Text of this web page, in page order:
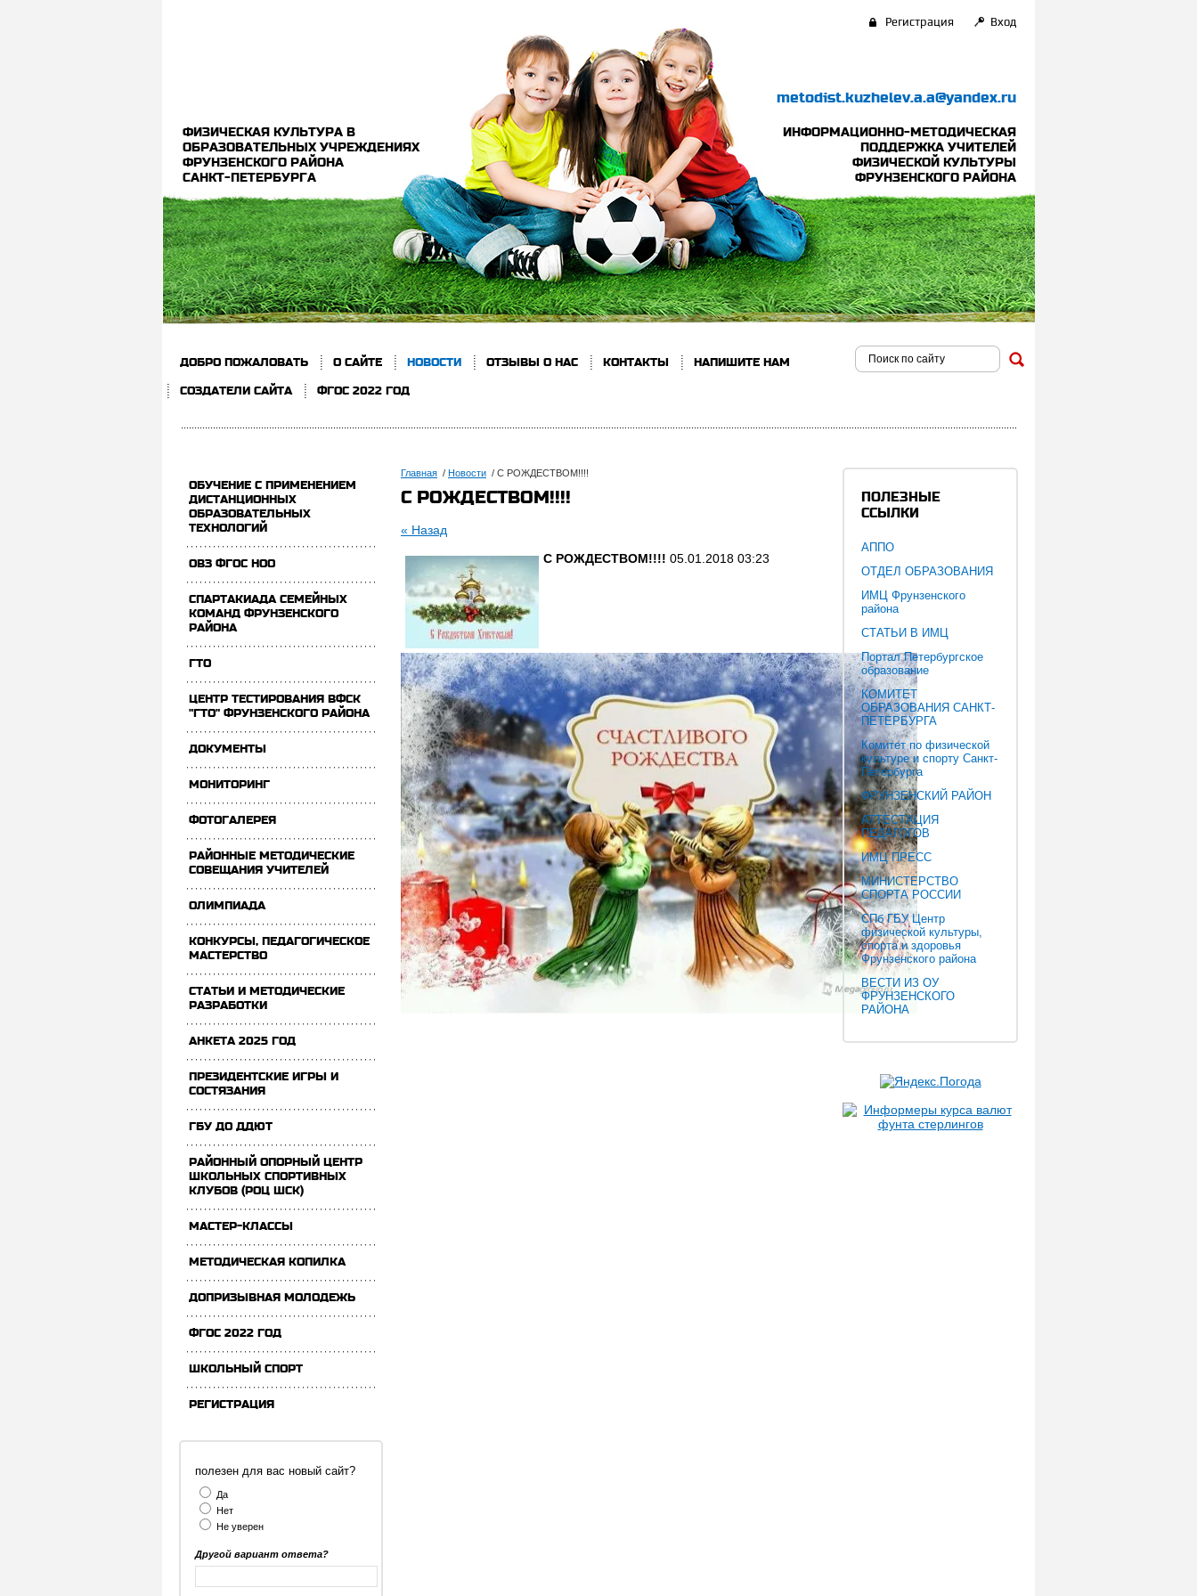
ФИЗИЧЕСКАЯ КУЛЬТУРА В
ОБРАЗОВАТЕЛЬНЫХ УЧРЕЖДЕНИЯХ
ФРУНЗЕНСКОГО РАЙОНА
САНКТ-ПЕТЕРБУРГА
ИНФОРМАЦИОННО-МЕТОДИЧЕСКАЯ
ПОДДЕРЖКА УЧИТЕЛЕЙ
ФИЗИЧЕСКОЙ КУЛЬТУРЫ
ФРУНЗЕНСКОГО РАЙОНА
Регистрация Вход
metodist.kuzhelev.a.a@yandex.ru
ДОБРО ПОЖАЛОВАТЬ О САЙТЕ НОВОСТИ ОТЗЫВЫ О НАС КОНТАКТЫ
НАПИШИТЕ НАМ
СОЗДАТЕЛИ САЙТА
ФГОС 2022 ГОД
Главная / Новости / С РОЖДЕСТВОМ!!!!
С РОЖДЕСТВОМ!!!!
« Назад
С РОЖДЕСТВОМ!!!! 05.01.2018 03:23
ОБУЧЕНИЕ С ПРИМЕНЕНИЕМ
ДИСТАНЦИОННЫХ
ОБРАЗОВАТЕЛЬНЫХ
ТЕХНОЛОГИЙ
ОВЗ ФГОС НОО
СПАРТАКИАДА СЕМЕЙНЫХ
КОМАНД ФРУНЗЕНСКОГО
РАЙОНА
ГТО
ЦЕНТР ТЕСТИРОВАНИЯ ВФСК
"ГТО" ФРУНЗЕНСКОГО РАЙОНА
ДОКУМЕНТЫ
МОНИТОРИНГ
ФОТОГАЛЕРЕЯ
РАЙОННЫЕ МЕТОДИЧЕСКИЕ
СОВЕЩАНИЯ УЧИТЕЛЕЙ
ОЛИМПИАДА
КОНКУРСЫ, ПЕДАГОГИЧЕСКОЕ
МАСТЕРСТВО
СТАТЬИ И МЕТОДИЧЕСКИЕ
РАЗРАБОТКИ
АНКЕТА 2025 ГОД
ПРЕЗИДЕНТСКИЕ ИГРЫ И
СОСТЯЗАНИЯ
ГБУ ДО ДДЮТ
РАЙОННЫЙ ОПОРНЫЙ ЦЕНТР
ШКОЛЬНЫХ СПОРТИВНЫХ
КЛУБОВ (РОЦ ШСК)
МАСТЕР-КЛАССЫ
МЕТОДИЧЕСКАЯ КОПИЛКА
ДОПРИЗЫВНАЯ МОЛОДЕЖЬ
ФГОС 2022 ГОД
ШКОЛЬНЫЙ СПОРТ
РЕГИСТРАЦИЯ
полезен для вас новый сайт?
Да
Нет
Не уверен
Другой вариант ответа?
ПОЛЕЗНЫЕ
ССЫЛКИ
АППО
ОТДЕЛ ОБРАЗОВАНИЯ
ИМЦ Фрунзенского
района
СТАТЬИ В ИМЦ
Портал Петербургское
образование
КОМИТЕТ
ОБРАЗОВАНИЯ САНКТ-
ПЕТЕРБУРГА
Комитет по физической
культуре и спорту Санкт-
Петербурга
ФРУНЗЕНСКИЙ РАЙОН
АТТЕСТАЦИЯ
ПЕДАГОГОВ
ИМЦ ПРЕСС
МИНИСТЕРСТВО
СПОРТА РОССИИ
СПб ГБУ Центр
физической культуры,
спорта и здоровья
Фрунзенского района
ВЕСТИ ИЗ ОУ
ФРУНЗЕНСКОГО
РАЙОНА